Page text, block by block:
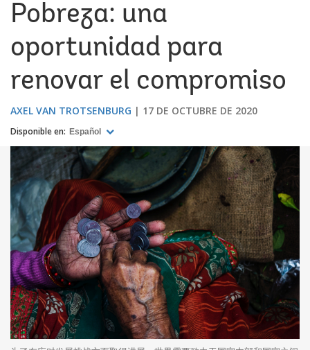
Pobreza: una
oportunidad para
renovar el compromiso
AXEL VAN TROTSENBURG 17 DE OCTUBRE DE 2020
Disponible en: Español